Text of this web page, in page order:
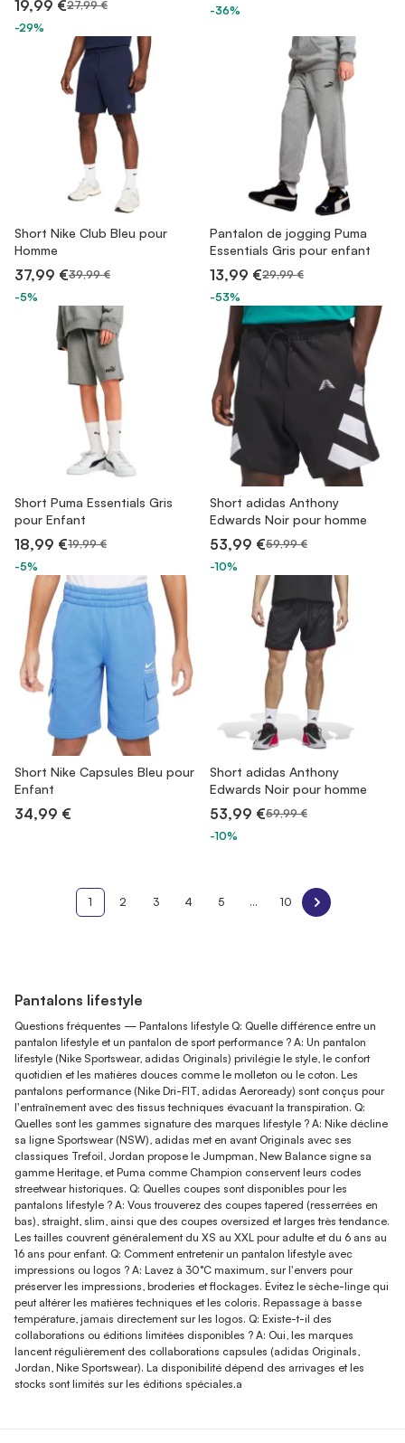
19,99 €27,99 €
-29%
-36%
Short Nike Club Bleu pour
Homme
37,99 €39,99 €
-5%
Pantalon de jogging Puma
Essentials Gris pour enfant
13,99 €29,99 €
-53%
Short Puma Essentials Gris
pour Enfant
18,99 €19,99 €
-5%
Short adidas Anthony
Edwards Noir pour homme
53,99 €59,99 €
-10%
Short Nike Capsules Bleu pour
Enfant
34,99 €
Short adidas Anthony
Edwards Noir pour homme
53,99 €59,99 €
-10%
1 2 3 4 5 ... 10
Pantalons lifestyle
Questions fréquentes — Pantalons lifestyle Q: Quelle différence entre un
pantalon lifestyle et un pantalon de sport performance ? A: Un pantalon
lifestyle (Nike Sportswear, adidas Originals) privilégie le style, le confort
quotidien et les matières douces comme le molleton ou le coton. Les
pantalons performance (Nike Dri-FIT, adidas Aeroready) sont conçus pour
l'entraînement avec des tissus techniques évacuant la transpiration. Q:
Quelles sont les gammes signature des marques lifestyle ? A: Nike décline
sa ligne Sportswear (NSW), adidas met en avant Originals avec ses
classiques Trefoil, Jordan propose le Jumpman, New Balance signe sa
gamme Heritage, et Puma comme Champion conservent leurs codes
streetwear historiques. Q: Quelles coupes sont disponibles pour les
pantalons lifestyle ? A: Vous trouverez des coupes tapered (resserrées en
bas), straight, slim, ainsi que des coupes oversized et larges très tendance.
Les tailles couvrent généralement du XS au XXL pour adulte et du 6 ans au
16 ans pour enfant. Q: Comment entretenir un pantalon lifestyle avec
impressions ou logos ? A: Lavez à 30°C maximum, sur l'envers pour
préserver les impressions, broderies et flockages. Évitez le sèche-linge qui
peut altérer les matières techniques et les coloris. Repassage à basse
température, jamais directement sur les logos. Q: Existe-t-il des
collaborations ou éditions limitées disponibles ? A: Oui, les marques
lancent régulièrement des collaborations capsules (adidas Originals,
Jordan, Nike Sportswear). La disponibilité dépend des arrivages et les
stocks sont limités sur les éditions spéciales.a